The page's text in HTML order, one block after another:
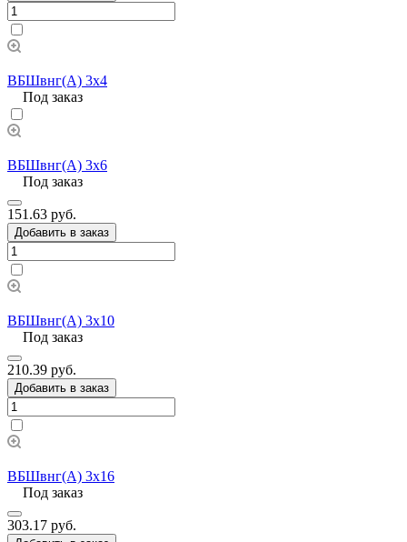
ВБШвнг(А) 3х4
Под заказ
ВБШвнг(А) 3х6
Под заказ
151.63 руб.
Добавить в заказ
ВБШвнг(А) 3х10
Под заказ
210.39 руб.
Добавить в заказ
ВБШвнг(А) 3х16
Под заказ
303.17 руб.